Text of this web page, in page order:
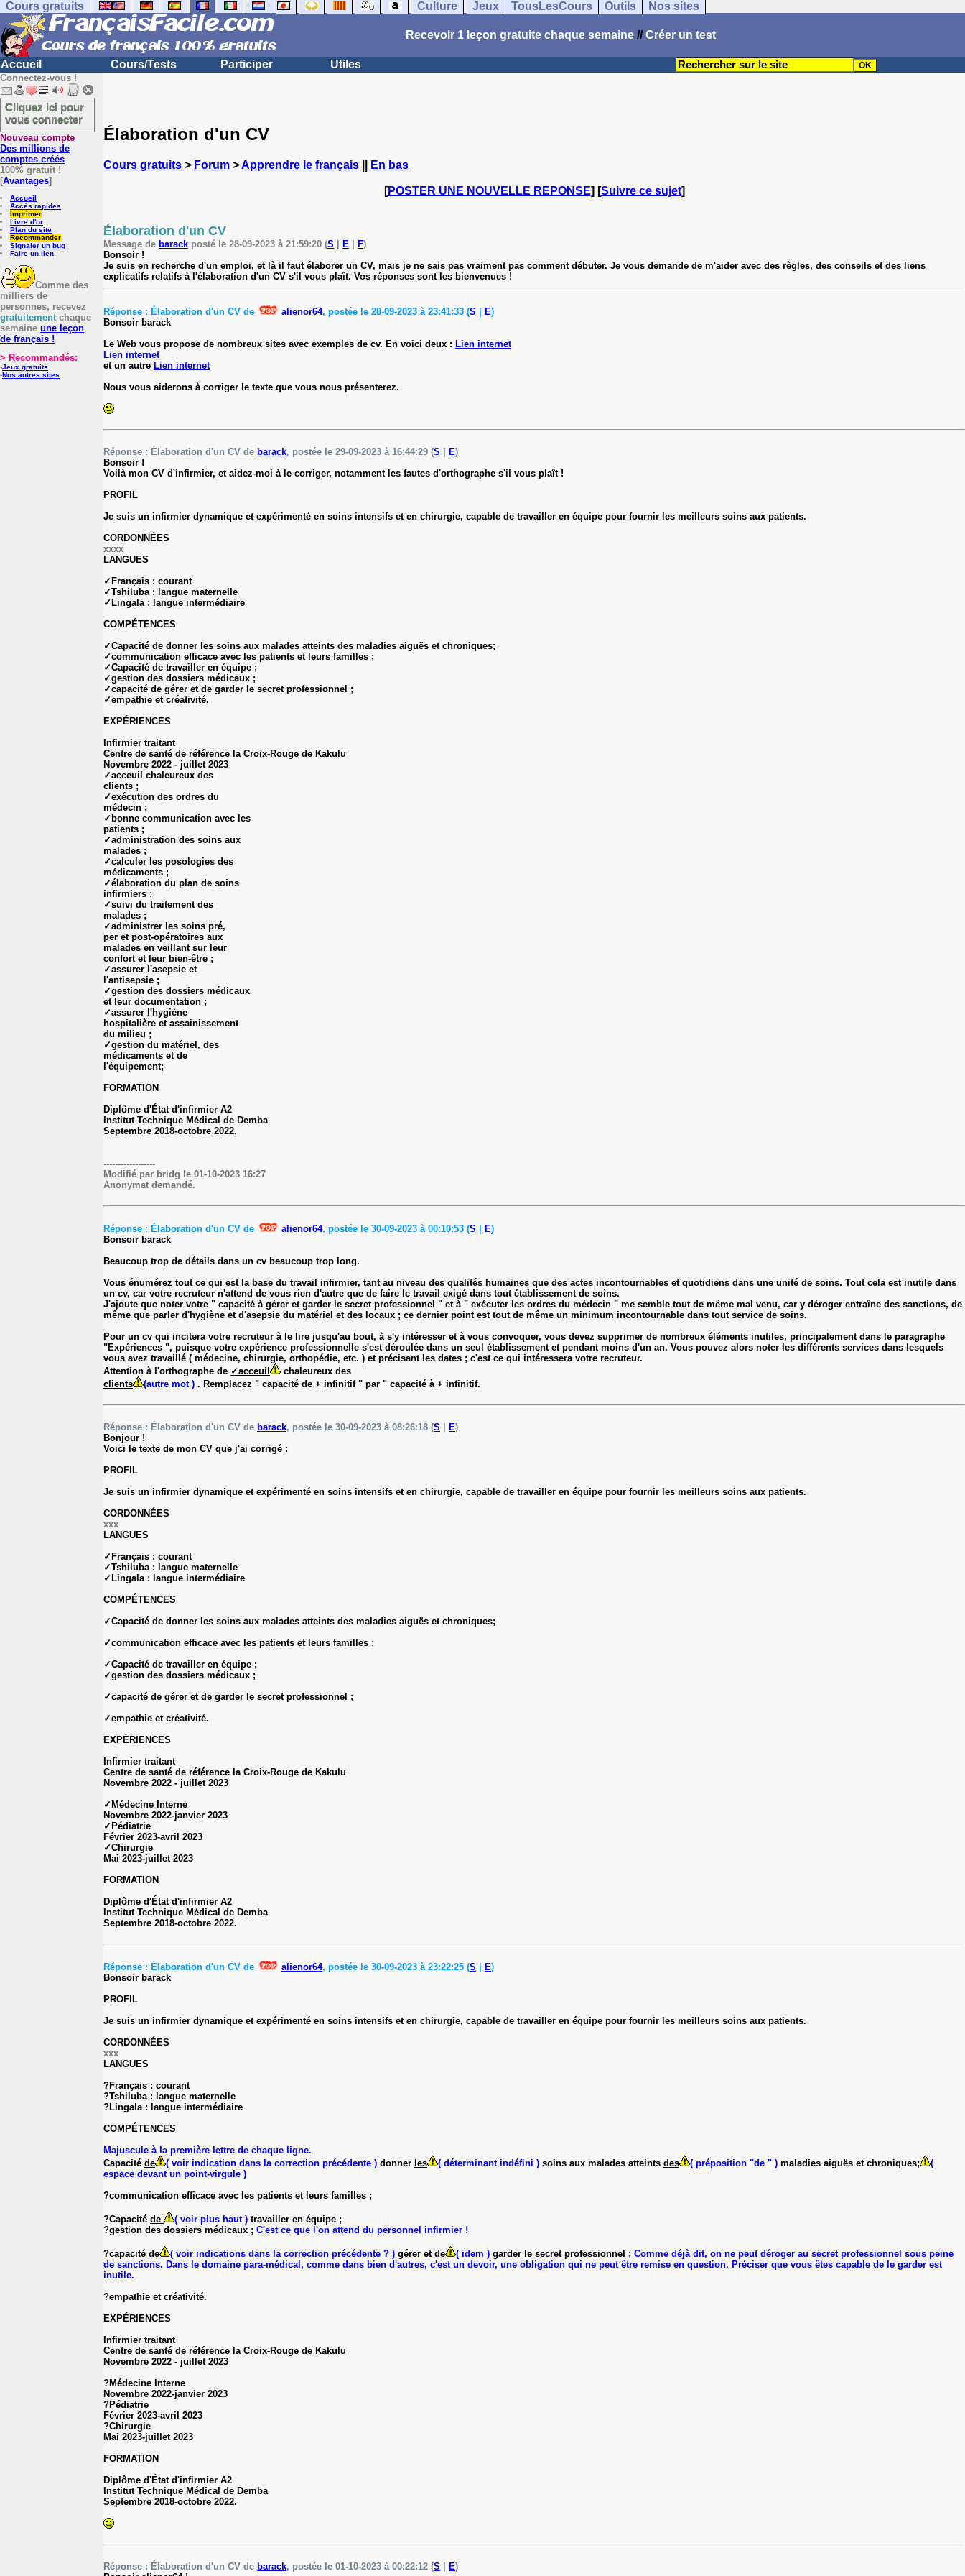
Cours gratuits Culture Jeux TousLesCours Outils Nos sites
Recevoir 1 leçon gratuite chaque semaine //Créer un test
Accueil Cours/Tests Participer Utiles
Connectez-vous !
Cliquez ici pour
vous connecter
Nouveau compte
Des millions de
comptes créés
100% gratuit !
[Avantages]
Accueil
Accès rapides
Imprimer
Livre d'or
Plan du site
Recommander
Signaler un bug
Faire un lien
Comme des
milliers de
personnes, recevez
gratuitementchaque
semaine une leçon
de français !
> Recommandés:
-Jeux gratuits
-Nos autres sites
Élaboration d'un CV
Cours gratuits > Forum >Apprendre le français En bas
[POSTER UNE NOUVELLE REPONSE] [Suivre ce sujet]
Élaboration d'un CV
Message de barack posté le 28-09-2023 à 21:59:20 (S E F)
Bonsoir !
Je suis en recherche d'un emploi, et là il faut élaborer un CV, mais je ne sais pas vraiment pas comment débuter. Je vous demande de m'aider avec des règles, des conseils et des liens
explicatifs relatifs à l'élaboration d'un CV s'il vous plaît. Vos réponses sont les bienvenues !
Réponse : Élaboration d'un CV de alienor64, postée le 28-09-2023 à 23:41:33 (S E)
Bonsoir barack
Le Web vous propose de nombreux sites avec exemples de cv. En voici deux : Lien internet
Lien internet
et un autre Lien internet
Nous vous aiderons à corriger le texte que vous nous présenterez.
Réponse : Élaboration d'un CV de barack, postée le 29-09-2023 à 16:44:29 (S E)
Bonsoir !
Voilà mon CV d'infirmier, et aidez-moi à le corriger, notamment les fautes d'orthographe s'il vous plaît !
PROFIL
Je suis un infirmier dynamique et expérimenté en soins intensifs et en chirurgie, capable de travailler en équipe pour fournir les meilleurs soins aux patients.
CORDONNÉES
xxxx
LANGUES
✓Français : courant
✓Tshiluba : langue maternelle
✓Lingala : langue intermédiaire
COMPÉTENCES
✓Capacité de donner les soins aux malades atteints des maladies aiguës et chroniques;
✓communication efficace avec les patients et leurs familles ;
✓Capacité de travailler en équipe ;
✓gestion des dossiers médicaux ;
✓capacité de gérer et de garder le secret professionnel ;
✓empathie et créativité.
EXPÉRIENCES
Infirmier traitant
Centre de santé de référence la Croix-Rouge de Kakulu
Novembre 2022 - juillet 2023
✓acceuil chaleureux des
clients ;
✓exécution des ordres du
médecin ;
✓bonne communication avec les
patients ;
✓administration des soins aux
malades ;
✓calculer les posologies des
médicaments ;
✓élaboration du plan de soins
infirmiers ;
✓suivi du traitement des
malades ;
✓administrer les soins pré,
per et post-opératoires aux
malades en veillant sur leur
confort et leur bien-être ;
✓assurer l'asepsie et
l'antisepsie ;
✓gestion des dossiers médicaux
et leur documentation ;
✓assurer l'hygiène
hospitalière et assainissement
du milieu ;
✓gestion du matériel, des
médicaments et de
l'équipement;
FORMATION
Diplôme d'État d'infirmier A2
Institut Technique Médical de Demba
Septembre 2018-octobre 2022.
------------------
Modifié par bridg le 01-10-2023 16:27
Anonymat demandé.
Réponse : Élaboration d'un CV de alienor64, postée le 30-09-2023 à 00:10:53 (S E)
Bonsoir barack
Beaucoup trop de détails dans un cv beaucoup trop long.
Vous énumérez tout ce qui est la base du travail infirmier, tant au niveau des qualités humaines que des actes incontournables et quotidiens dans une unité de soins. Tout cela est inutile dans
un cv, car votre recruteur n'attend de vous rien d'autre que de faire le travail exigé dans tout établissement de soins.
J'ajoute que noter votre " capacité à gérer et garder le secret professionnel " et à " exécuter les ordres du médecin " me semble tout de même mal venu, car y déroger entraîne des sanctions, de
même que parler d'hygiène et d'asepsie du matériel et des locaux ; ce dernier point est tout de même un minimum incontournable dans tout service de soins.
Pour un cv qui incitera votre recruteur à le lire jusqu'au bout, à s'y intéresser et à vous convoquer, vous devez supprimer de nombreux éléments inutiles, principalement dans le paragraphe
"Expériences ", puisque votre expérience professionnelle s'est déroulée dans un seul établissement et pendant moins d'un an. Vous pouvez alors noter les différents services dans lesquels
vous avez travaillé ( médecine, chirurgie, orthopédie, etc. ) et précisant les dates ; c'est ce qui intéressera votre recruteur.
Attention à l'orthographe de ✓acceuil
chaleureux des
clients
(autre mot ) . Remplacez " capacité de + infinitif " par " capacité à + infinitif.
Réponse : Élaboration d'un CV de barack, postée le 30-09-2023 à 08:26:18 (S E)
Bonjour !
Voici le texte de mon CV que j'ai corrigé :
PROFIL
Je suis un infirmier dynamique et expérimenté en soins intensifs et en chirurgie, capable de travailler en équipe pour fournir les meilleurs soins aux patients.
CORDONNÉES
xxx
LANGUES
✓Français : courant
✓Tshiluba : langue maternelle
✓Lingala : langue intermédiaire
COMPÉTENCES
✓Capacité de donner les soins aux malades atteints des maladies aiguës et chroniques;
✓communication efficace avec les patients et leurs familles ;
✓Capacité de travailler en équipe ;
✓gestion des dossiers médicaux ;
✓capacité de gérer et de garder le secret professionnel ;
✓empathie et créativité.
EXPÉRIENCES
Infirmier traitant
Centre de santé de référence la Croix-Rouge de Kakulu
Novembre 2022 - juillet 2023
✓Médecine Interne
Novembre 2022-janvier 2023
✓Pédiatrie
Février 2023-avril 2023
✓Chirurgie
Mai 2023-juillet 2023
FORMATION
Diplôme d'État d'infirmier A2
Institut Technique Médical de Demba
Septembre 2018-octobre 2022.
Réponse : Élaboration d'un CV de alienor64, postée le 30-09-2023 à 23:22:25 (S E)
Bonsoir barack
PROFIL
Je suis un infirmier dynamique et expérimenté en soins intensifs et en chirurgie, capable de travailler en équipe pour fournir les meilleurs soins aux patients.
CORDONNÉES
xxx
LANGUES
?Français : courant
?Tshiluba : langue maternelle
?Lingala : langue intermédiaire
COMPÉTENCES
Majuscule à la première lettre de chaque ligne.
Capacité de ( voir indication dans la correction précédente ) donner les ( déterminant indéfini ) soins aux malades atteints des ( préposition "de " ) maladies aiguës et chroniques;
(
espace devant un point-virgule )
?communication efficace avec les patients et leurs familles ;
?Capacité de ( voir plus haut ) travailler en équipe ;
?gestion des dossiers médicaux ; C'est ce que l'on attend du personnel infirmier !
?capacité de ( voir indications dans la correction précédente ? ) gérer et de ( idem ) garder le secret professionnel ; Comme déjà dit, on ne peut déroger au secret professionnel sous peine
de sanctions. Dans le domaine para-médical, comme dans bien d'autres, c'est un devoir, une obligation qui ne peut être remise en question. Préciser que vous êtes capable de le garder est
inutile.
?empathie et créativité.
EXPÉRIENCES
Infirmier traitant
Centre de santé de référence la Croix-Rouge de Kakulu
Novembre 2022 - juillet 2023
?Médecine Interne
Novembre 2022-janvier 2023
?Pédiatrie
Février 2023-avril 2023
?Chirurgie
Mai 2023-juillet 2023
FORMATION
Diplôme d'État d'infirmier A2
Institut Technique Médical de Demba
Septembre 2018-octobre 2022.
Réponse : Élaboration d'un CV de barack, postée le 01-10-2023 à 00:22:12 (S E)